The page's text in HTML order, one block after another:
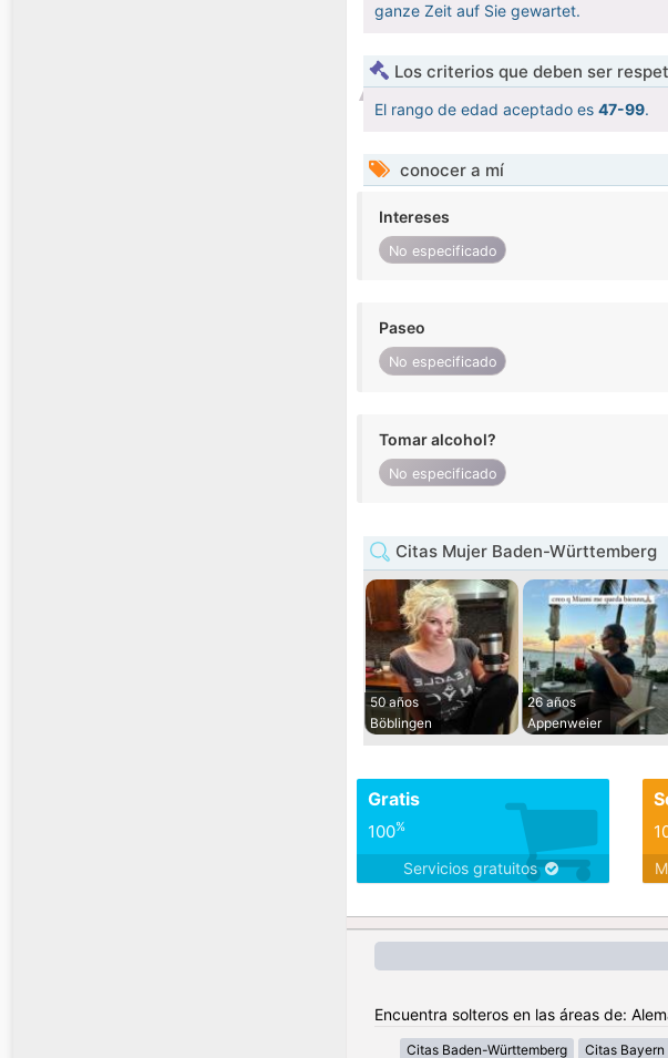
ganze Zeit auf Sie gewartet.
Los criterios que deben ser
El rango de edad aceptado es 47-99.
conocer a mí
Intereses
No especificado
Paseo
No especificado
Tomar alcohol?
No especificado
Citas Mujer Baden-Württemberg
50 años
Böblingen
26 años
Appenweier
Gratis
100%
Servicios gratuitos
Encuentra solteros en las áreas de:
Citas Baden-Württemberg Citas Bayern